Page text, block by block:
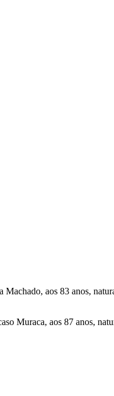
aos 83 anos,
Muraca, aos 87 anos,